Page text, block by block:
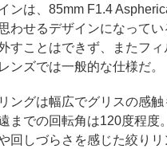
ンは、85mm F1.4
わせるデザインになって
すことはできず、またフ
ンズでは一般的な仕様だ。
ングは幅広でグリスの感触
までの回転角は120度程度
回しづらさを感じた絞り